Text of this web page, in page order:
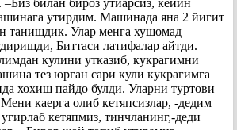
билан бироз утиарсиз, кейин
утирдим. Машинада яна 2 йигит
танишдик. Улар менга хушомад
Биттаси латифалар айтди.
кулини утказиб, кукрагимни
тез юрган сари кули кукрагимга
хохиш пайдо булди. Уларни туртови
каерга олиб кетяпсизлар, -дедим
кетяпмиз, тинчланинг,-деди